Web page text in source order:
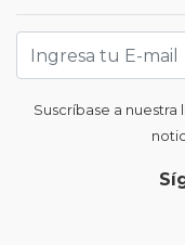
Suscríbase a